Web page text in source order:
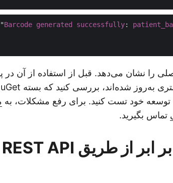
Barcode generated successfully:
را نشان می‌دهد. قبل از استفاده از آن در
خود تست کنید. برای رفع مشکلات، به
تماس بگیرید.